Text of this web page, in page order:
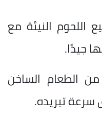
اللحوم النيئة مع
جيدًا.
الطعام الساخن
سرعة تبريده.